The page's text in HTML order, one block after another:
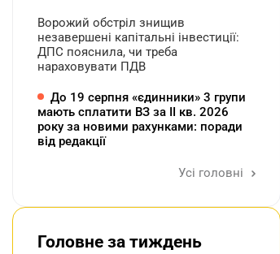
Ворожий обстріл знищив
незавершені капітальні інвестиції:
ДПС пояснила, чи треба
нараховувати ПДВ
До 19 серпня «єдинники» 3 групи
мають сплатити ВЗ за ІІ кв. 2026
року за новими рахунками: поради
від редакції
Усі головні
Головне за тиждень